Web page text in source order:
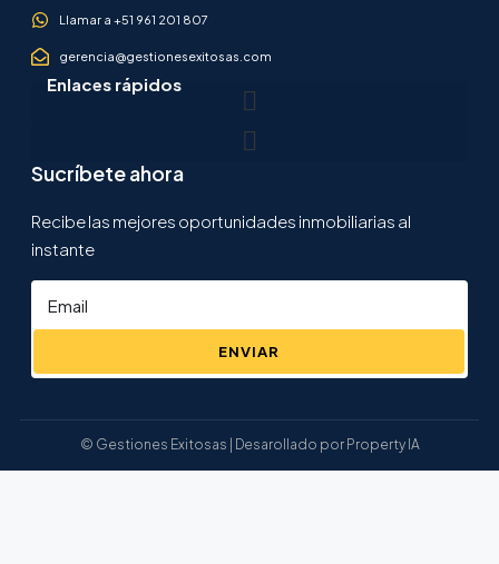
Llamar a +51 961 201 807
gerencia@gestionesexitosas.com
Enlaces rápidos
Sucríbete ahora
Recibe las mejores oportunidades inmobiliarias al
instante
ENVIAR
© Gestiones Exitosas | Desarollado por Property IA